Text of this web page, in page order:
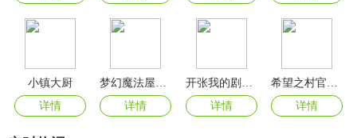
小镇大厨
详情
详情
详情
详情